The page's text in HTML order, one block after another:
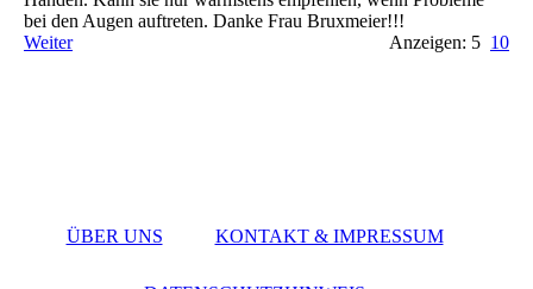
bei den Augen auftreten. Danke Frau Bruxmeier!!!
Weiter
Anzeigen: 5 10
ÜBER UNS KONTAKT & IMPRESSUM